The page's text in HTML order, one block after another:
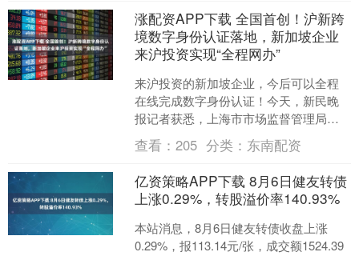
涨配资APP下载 全国首创！沪新跨
境数字身份认证落地，新加坡企业
来沪投资实现“全程网办”
来沪投资的新加坡企业，今后可以全程
在线完成数字身份认证！今天，新民晚
报记者获悉，上海市市场监督管理局与
上海市数据局以沪新跨境数字身份认证
为突破口，联合新加坡资讯....
查看：205 分类： 东南配资
亿资策略APP下载 8月6日健友转债
上涨0.29%，转股溢价率140.93%
本站消息，8月6日健友转债收盘上涨
0.29%，报113.14元/张，成交额1524.39